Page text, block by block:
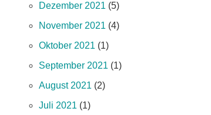
Dezember 2021 (5)
November 2021 (4)
Oktober 2021 (1)
September 2021 (1)
August 2021 (2)
Juli 2021 (1)